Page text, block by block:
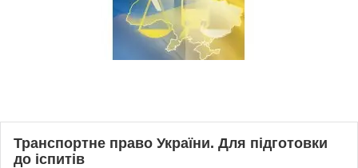
Транспортне право України. Для підготовки
до іспитів